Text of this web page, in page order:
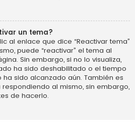
un tema?
al enlace que dice “Reactivar tema”
puede “reactivar” el tema al
Sin embargo, si no lo visualiza,
ha sido deshabilitado o el tiempo
sido alcanzado aún. También es
al mismo, sin embargo,
de hacerlo.